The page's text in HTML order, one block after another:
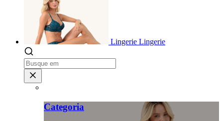
Lingerie Lingerie
Categoria